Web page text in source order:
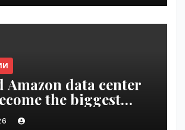
Amazon data center
the biggest
in the U.S. |